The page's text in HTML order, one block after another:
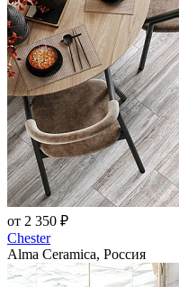
от 2 350 ₽
Chester
Alma Ceramica, Россия